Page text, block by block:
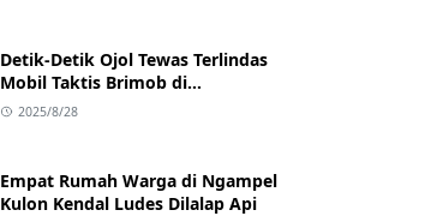
Detik-Detik Ojol Tewas Terlindas
Mobil Taktis Brimob di
Pejompongan, Viral di Medsos
2025/8/28
Empat Rumah Warga di Ngampel
Kulon Kendal Ludes Dilalap Api